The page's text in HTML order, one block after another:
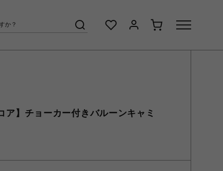
ア】チョーカー付きバルーンキャミ